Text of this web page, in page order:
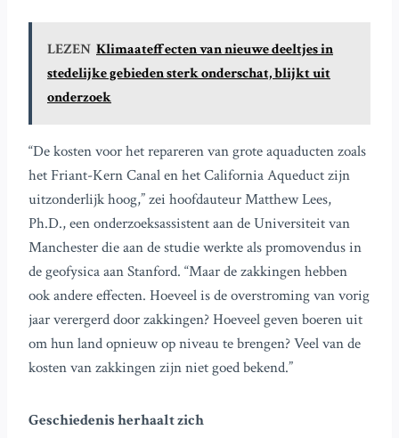
LEZEN Klimaateffecten van nieuwe deeltjes in
stedelijke gebieden sterk onderschat, blijkt uit
onderzoek
“De kosten voor het repareren van grote aquaducten zoals
het Friant-Kern Canal en het California Aqueduct zijn
uitzonderlijk hoog,” zei hoofdauteur Matthew Lees,
Ph.D., een onderzoeksassistent aan de Universiteit van
Manchester die aan de studie werkte als promovendus in
de geofysica aan Stanford. “Maar de zakkingen hebben
ook andere effecten. Hoeveel is de overstroming van vorig
jaar verergerd door zakkingen? Hoeveel geven boeren uit
om hun land opnieuw op niveau te brengen? Veel van de
kosten van zakkingen zijn niet goed bekend.”
Geschiedenis herhaalt zich